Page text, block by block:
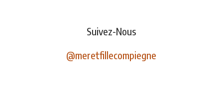
Suivez-Nous
@meretfillecompiegne